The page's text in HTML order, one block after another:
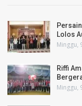
Lolos
Minggu,
Riffi
Minggu,